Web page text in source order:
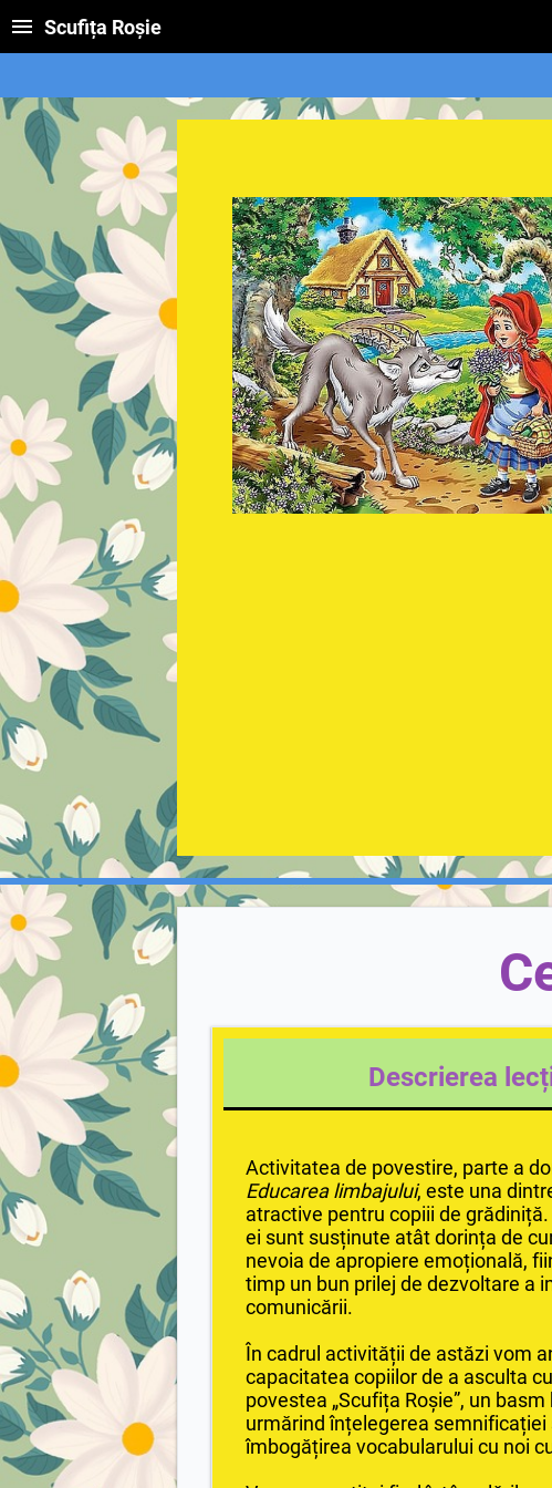
Scufița Roșie
Descrierea
Activitatea de povestire, parte a
Educarea limbajului, este una
atractive pentru copiii de grădiniță.
ei sunt susținute atât dorința de
nevoia de apropiere emoțională,
timp un bun prilej de dezvoltare a
comunicării.
În cadrul activității de astăzi vom
capacitatea copiilor de a asculta
povestea „Scufița Roșie”, un
urmărind înțelegerea semnificației
îmbogățirea vocabularului cu noi